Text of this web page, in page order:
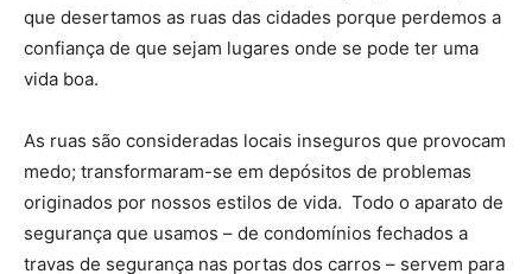
que desertamos as ruas das cidades porque perdemos a
confiança de que sejam lugares onde se pode ter uma
vida boa.
As ruas são consideradas locais inseguros que provocam
medo; transformaram-se em depósitos de problemas
originados por nossos estilos de vida. Todo o aparato de
segurança que usamos – de condomínios fechados a
travas de segurança nas portas dos carros – servem para